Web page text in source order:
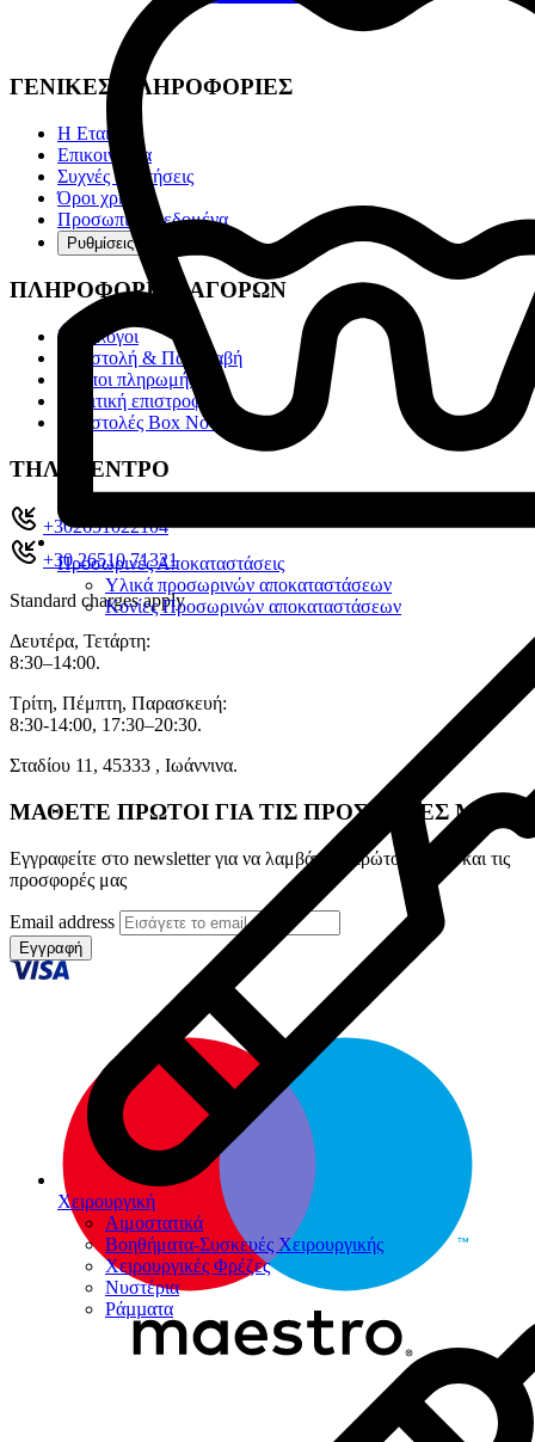
Προσωρινές Αποκαταστάσεις
Υλικά προσωρινών αποκαταστάσεων
Κονίες Προσωρινών αποκαταστάσεων
Χειρουργική
Αιμοστατικά
Βοηθήματα-Συσκευές Χειρουργικής
Χειρουργικές Φρέζες
Νυστέρια
Ράµµατα
ΓΕΝΙΚΕΣ ΠΛΗΡΟΦΟΡΙΕΣ
Η Εταιρία
Επικοινωνία
Συχνές ερωτήσεις
Όροι χρήσης
Προσωπικά Δεδομένα
Ρυθμίσεις cookies
ΠΛΗΡΟΦΟΡΙΕΣ ΑΓΟΡΩΝ
Κατάλογοι
Αποστολή & Παραλαβή
Τρόποι πληρωμής
Πολιτική επιστροφών
Αποστολές Box Now
ΤΗΛ. ΚΕΝΤΡΟ
+302651022104
+30 26510 71321
Standard charges apply
Δευτέρα, Τετάρτη:
8:30–14:00.
Τρίτη, Πέμπτη, Παρασκευή:
8:30-14:00, 17:30–20:30.
Σταδίου 11, 45333 , Ιωάννινα.
ΜΑΘΕΤΕ ΠΡΩΤΟΙ ΓΙΑ ΤΙΣ ΠΡΟΣΦΟΡΕΣ ΜΑΣ
Εγγραφείτε στο newsletter για να λαμβάνετε πρώτοι τα νέα και τις
προσφορές μας
Email address
Εγγραφή